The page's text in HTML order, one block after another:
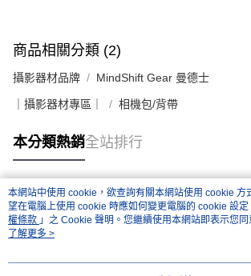
商品相關分類 (2)
攝影器材品牌 MindShift Gear 曼德士
｜攝影器材專區｜ 相機包/背帶
本分類熱銷全站排行
熱門標籤
本網站中使用 cookie，欲查詢有關本網站使用 cookie 方
望在電腦上使用 cookie 時應如何變更電腦的 cookie 設定
權條款 」之 Cookie 聲明。您繼續使用本網站即表示您
用條款之 Cookie 聲明使用 cookie。
了解更多 >